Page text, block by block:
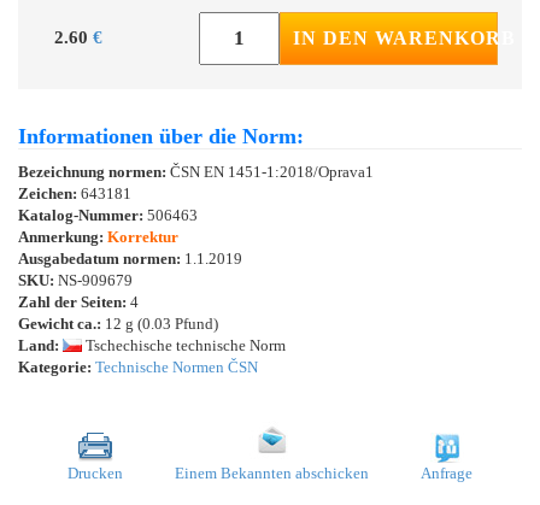
2.60 € IN DEN WARENKORB
Informationen über die Norm:
Bezeichnung normen: ČSN EN 1451-1:2018/Oprava1
Zeichen: 643181
Katalog-Nummer: 506463
Anmerkung: Korrektur
Ausgabedatum normen: 1.1.2019
SKU: NS-909679
Zahl der Seiten: 4
Gewicht ca.: 12 g (0.03 Pfund)
Land:
Tschechische technische Norm
Kategorie: Technische Normen ČSN
Drucken Einem Bekannten abschicken Anfrage